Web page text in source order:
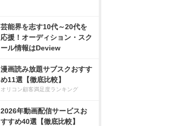
芸能界を志す10代～20代を
応援！オーディション・スク
ール情報はDeview
漫画読み放題サブスクおすす
め11選【徹底比較】
オリコン顧客満足度ランキング
2026年動画配信サービスお
すすめ40選【徹底比較】